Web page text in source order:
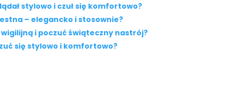
stylowo i czuł się komfortowo?
– elegancko i stosownie?
i poczuć świąteczny nastrój?
się stylowo i komfortowo?